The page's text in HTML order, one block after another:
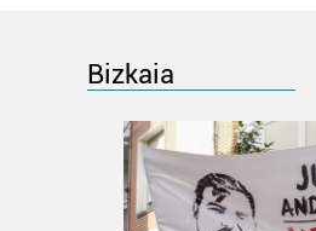
Bizkaia